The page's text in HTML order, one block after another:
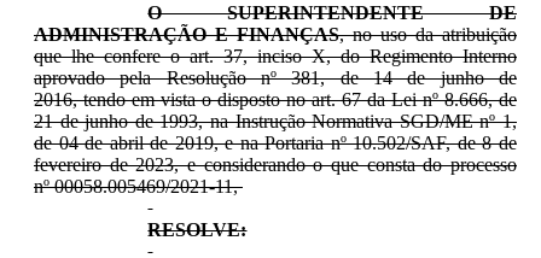
O SUPERINTENDENTE DE
ADMINISTRAÇÃO E FINANÇAS, no uso da atribuição
que lhe confere o art. 37, inciso X, do Regimento Interno
aprovado pela Resolução nº 381, de 14 de junho de
2016, tendo em vista o disposto no art. 67 da Lei nº 8.666, de
21 de junho de 1993, na Instrução Normativa SGD/ME nº 1,
de 04 de abril de 2019, e na Portaria nº 10.502/SAF, de 8 de
fevereiro de 2023, e considerando o que consta do processo
nº 00058.005469/2021-11,
RESOLVE: